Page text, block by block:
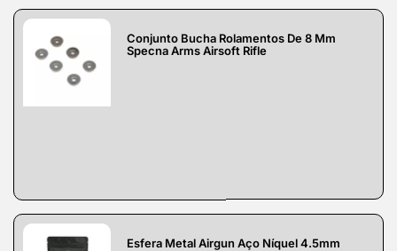
Conjunto Bucha Rolamentos De 8 Mm
Specna Arms Airsoft Rifle
Esfera Metal Airgun Aço Níquel 4.5mm